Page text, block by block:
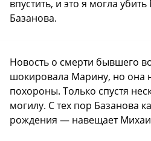
впустить, и это я могла
Базанова.
Новость о смерти бывшего
шокировала Марину, но она
похороны. Только спустя
могилу. С тех пор Базанова
рождения — навещает